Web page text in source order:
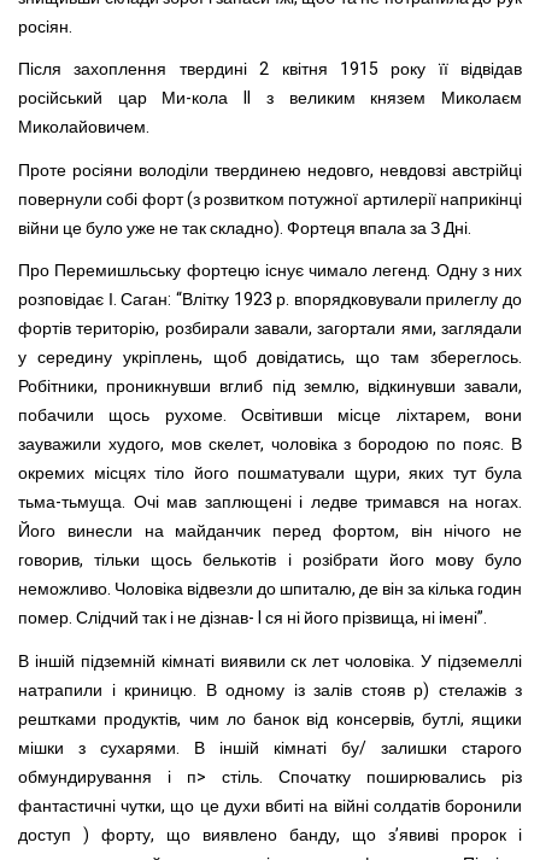
росіян.
Після захоплення твердині 2 квітня 1915 року її відвідав
російський цар Ми-кола II з великим князем Миколаєм
Миколайовичем.
Проте росіяни володіли твердинею недовго, невдовзі австрійці
повернули собі форт (з розвитком потужної артилерії наприкінці
війни це було уже не так складно). Фортеця впала за З Дні.
Про Перемишльську фортецю існує чимало легенд. Одну з них
розповідає І. Саган: “Влітку 1923 р. впорядковували прилеглу до
фортів територію, розбирали завали, загортали ями, заглядали
у середину укріплень, щоб довідатись, що там збереглось.
Робітники, проникнувши вглиб під землю, відкинувши завали,
побачили щось рухоме. Освітивши місце ліхтарем, вони
зауважили худого, мов скелет, чоловіка з бородою по пояс. В
окремих місцях тіло його пошматували щури, яких тут була
тьма-тьмуща. Очі мав заплющені і ледве тримався на ногах.
Його винесли на майданчик перед фортом, він нічого не
говорив, тільки щось белькотів і розібрати його мову було
неможливо. Чоловіка відвезли до шпиталю, де він за кілька годин
помер. Слідчий так і не дізнав- I ся ні його прізвища, ні імені”.
В іншій підземній кімнаті виявили ск лет чоловіка. У підземеллі
натрапили і криницю. В одному із залів стояв р) стелажів з
рештками продуктів, чим ло банок від консервів, бутлі, ящики
мішки з сухарями. В іншій кімнаті бу/ залишки старого
обмундирування і п> стіль. Спочатку поширювались різ
фантастичні чутки, що це духи вбиті на війні солдатів боронили
доступ ) форту, що виявлено банду, що з’явиві пророк і